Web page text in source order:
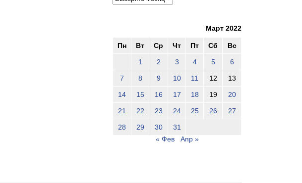
Март 2022
Пн Вт Ср Чт Пт Сб Вс
1 2 3 4 5 6
7 8 9 10 11 12 13
14 15 16 17 18 19 20
21 22 23 24 25 26 27
28 29 30
31
« Фев
Апр »